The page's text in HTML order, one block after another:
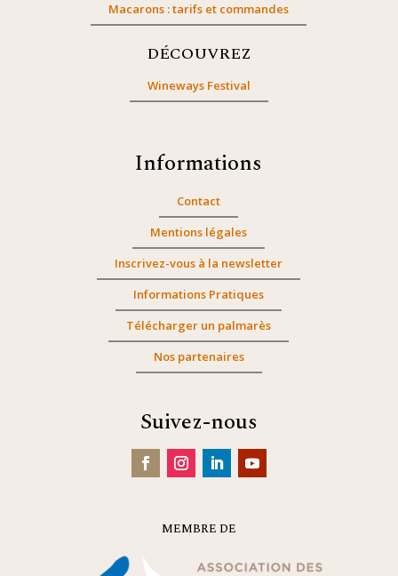
Macarons : tarifs et commandes
DÉCOUVREZ
Wineways Festival
Informations
Contact
Mentions légales
Inscrivez-vous à la newsletter
Informations Pratiques
Télécharger un palmarès
Nos partenaires
Suivez-nous
MEMBRE DE